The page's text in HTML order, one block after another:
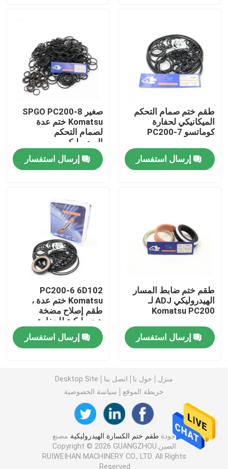
معلومات عنا
جولة في المعمل
رقابة جودة
اتصل بنا
أخبار
طقم ختم الكسارة الهيدروليكية
طقم ختم JCB
طقم ختم كوماتسو
ختم الزيت الهيدروليكي
ختم الغبار الهيدروليكي
ختم المكبس الهيدروليكي
طقم ختم صمام التحكم
الميكانيكي لحفارة
كوماتسو PC200-7
إرسال استفسار
صغير SPGO PC200-8
Komatsu ختم عدة
لصمام التحكم
الهيدروليكي
إرسال استفسار
طقم ختم ضابط المسار
الهيدروليكي ADJ لـ
Komatsu PC200
إرسال استفسار
PC200-6 6D102
Komatsu ختم عدة ،
طقم إصلاح مضخة
هيدروليكية للحفارة
إرسال استفسار
منزل حول نا اتصل بنا
Desktop Site
خريطة الموقع
سياسة الخصوصية
جودة طقم ختم الكسارة الهيدروليكية مصنع
الصين.Copyright © 2026 GUANGZHOU
RUIWEIHAN MACHINERY CO., LTD. All Rights
Reserved.